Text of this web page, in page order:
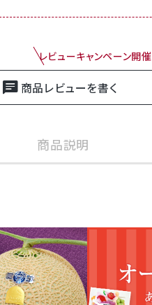
レビューキャンペーン開
商品レビューを書く
商品説明
ご自宅用・御中元・御歳暮・お祝
商品 ■オーダーメイ